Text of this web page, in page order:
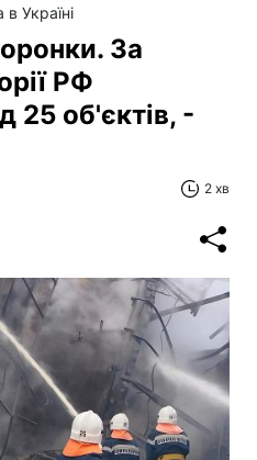
в Україні
За
РФ
25 об'єктів, -
2 хв